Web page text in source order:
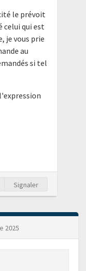
le prévoit
celui qui est
je vous prie
au
si tel
Signaler
2025